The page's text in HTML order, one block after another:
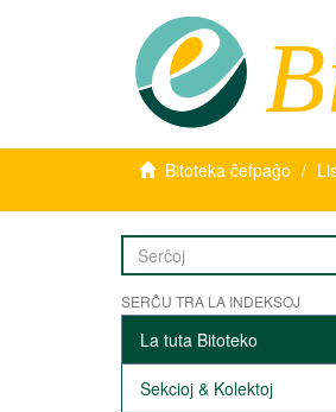
Bitoteka ĉefpaĝo
SERĈU TRA LA INDEKSOJ
La tuta Bitoteko
Sekcioj & Kolektoj